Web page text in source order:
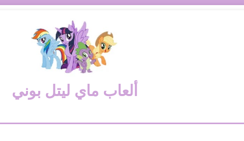
ألعاب ماي ليتل بوني